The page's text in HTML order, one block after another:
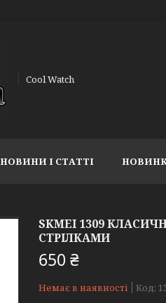
Cool Watch
НОВИНИ І СТАТТІ
SKMEI 1309
СТРІЛКАМИ
650 ₴
Немає в наявності Код: